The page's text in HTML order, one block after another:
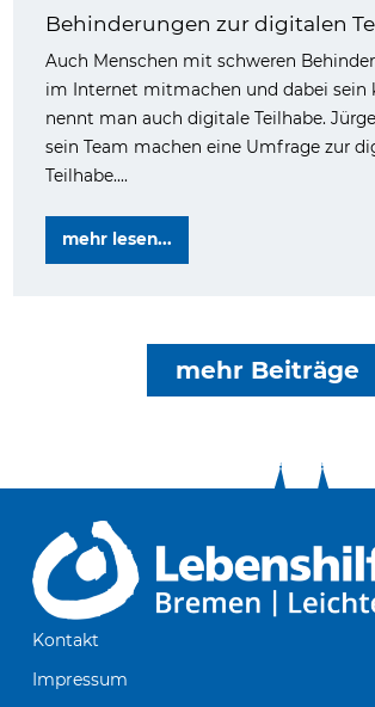
Behinderungen zur digitalen
Auch Menschen mit schweren
im Internet mitmachen und dabei sein
nennt man auch digitale Teilhabe.
sein Team machen eine Umfrage zur
Teilhabe....
mehr lesen...
mehr Beiträge
Kontakt
Impressum